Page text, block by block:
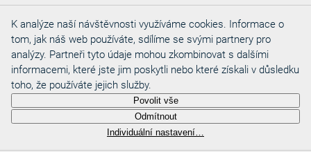
K analýze naší návštěvnosti využíváme cookies. Informace o
tom, jak náš web používáte, sdílíme se svými partnery pro
analýzy. Partneři tyto údaje mohou zkombinovat s dalšími
informacemi, které jste jim poskytli nebo které získali v důsledku
toho, že používáte jejich služby.
Povolit vše
Odmítnout
Individuální nastavení…
Copyright 2026
Aquadino s.r.o
Webdesigned by